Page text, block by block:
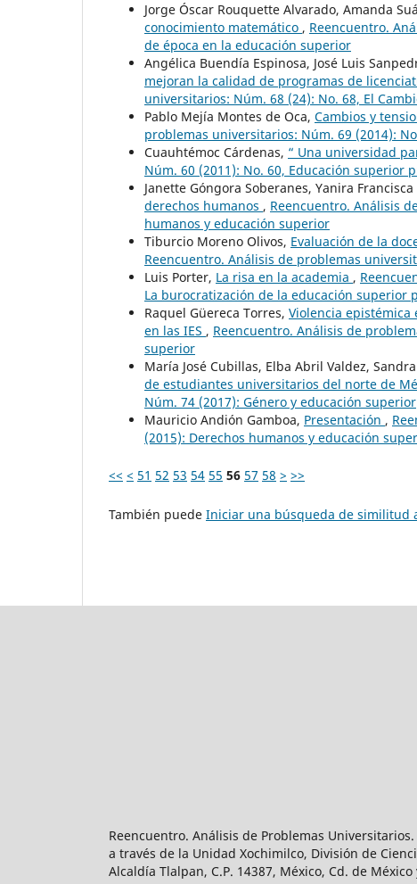
Jorge Óscar Rouquette Alvarado, Amanda
conocimiento matemático , Reencuentro.
de época en la educación superior
Angélica Buendía Espinosa, José Luis
mejoran la calidad de programas de
universitarios: Núm. 68 (24): No. 68, El
Pablo Mejía Montes de Oca, Cambios y
problemas universitarios: Núm. 69 (2014):
Cuauhtémoc Cárdenas, “ Una universidad
Núm. 60 (2011): No. 60, Educación superior
Janette Góngora Soberanes, Yanira
derechos humanos , Reencuentro. Análisis
humanos y educación superior
Tiburcio Moreno Olivos, Evaluación de la
Reencuentro. Análisis de problemas
Luis Porter, La risa en la academia ,
La burocratización de la educación superior
Raquel Güereca Torres, Violencia
en las IES , Reencuentro. Análisis de
superior
María José Cubillas, Elba Abril Valdez,
de estudiantes universitarios del norte de
Núm. 74 (2017): Género y educación superior
Mauricio Andión Gamboa, Presentación ,
(2015): Derechos humanos y educación
<< < 51 52 53 54 55 56 57 58 > >>
También puede Iniciar una búsqueda de similitud
Reencuentro. Análisis de Problemas
a través de la Unidad Xochimilco, División de
Alcaldía Tlalpan, C.P. 14387, México, Cd. de